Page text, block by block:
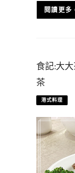
食記:大
茶
港式料理